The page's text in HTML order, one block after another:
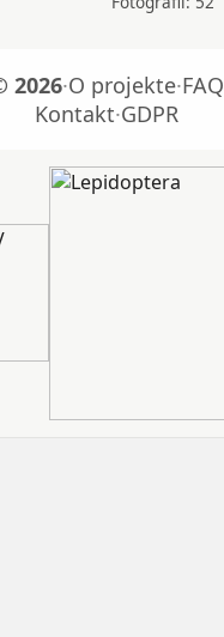
2026·O projekte·FAQ
Kontakt·GDPR